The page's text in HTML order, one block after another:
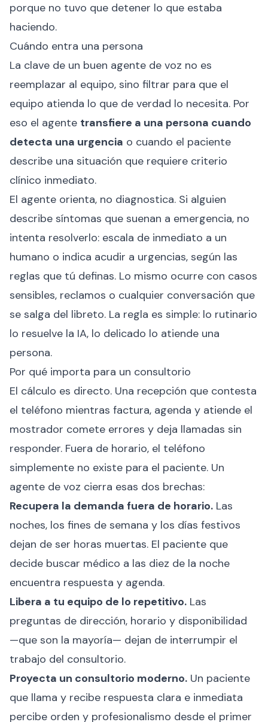
porque no tuvo que detener lo que estaba
haciendo.
Cuándo entra una persona
La clave de un buen agente de voz no es
reemplazar al equipo, sino filtrar para que el
equipo atienda lo que de verdad lo necesita. Por
eso el agente transfiere a una persona cuando
detecta una urgencia o cuando el paciente
describe una situación que requiere criterio
clínico inmediato.
El agente orienta, no diagnostica. Si alguien
describe síntomas que suenan a emergencia, no
intenta resolverlo: escala de inmediato a un
humano o indica acudir a urgencias, según las
reglas que tú definas. Lo mismo ocurre con casos
sensibles, reclamos o cualquier conversación que
se salga del libreto. La regla es simple: lo rutinario
lo resuelve la IA, lo delicado lo atiende una
persona.
Por qué importa para un consultorio
El cálculo es directo. Una recepción que contesta
el teléfono mientras factura, agenda y atiende el
mostrador comete errores y deja llamadas sin
responder. Fuera de horario, el teléfono
simplemente no existe para el paciente. Un
agente de voz cierra esas dos brechas:
Recupera la demanda fuera de horario. Las
noches, los fines de semana y los días festivos
dejan de ser horas muertas. El paciente que
decide buscar médico a las diez de la noche
encuentra respuesta y agenda.
Libera a tu equipo de lo repetitivo. Las
preguntas de dirección, horario y disponibilidad
—que son la mayoría— dejan de interrumpir el
trabajo del consultorio.
Proyecta un consultorio moderno. Un paciente
que llama y recibe respuesta clara e inmediata
percibe orden y profesionalismo desde el primer